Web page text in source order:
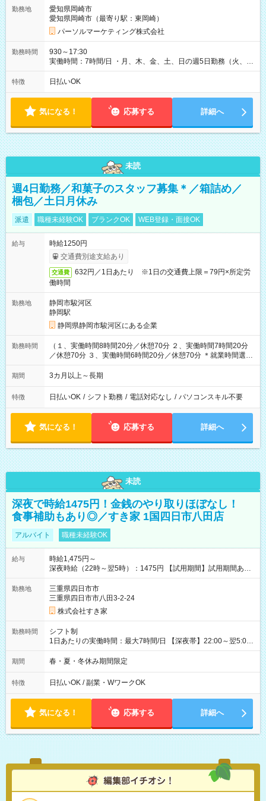
勤務地
愛知県岡崎市
愛知県岡崎市（最寄り駅：東岡崎）
パーソルマーケティング株式会社
勤務時間
930～17:30
実働時間：7時間/日 ・月、木、金、土、日の週5日勤務（火、水
は固定休です／夏季、年末年始等、長期休暇有り！） ・ワンシ
フト！ 残業ほぼナシ（0～5h/月）
特徴 日払いOK
気になる！ 応募する 詳細へ
未読
週4日勤務／和菓子のスタッフ募集＊／箱詰め／
梱包／土日月休み
派遣 職種未経験OK ブランクOK WEB登録・面接OK
給与
時給1250円
交通費別途支給あり
交通費
632円／1日あたり ※1日の交通費上限＝79円×所定労
働時間
勤務地
静岡市駿河区
静岡駅
静岡県静岡市駿河区にある企業
勤務時間
（１、実働時間8時間20分／休憩70分 ２、実働時間7時間20分
／休憩70分 ３、実働時間6時間20分／休憩70分 ＊就業時間選択
OK）
期間 3カ月以上～長期
特徴 日払いOK / シフト勤務 / 電話対応なし / パソコンスキル不要
気になる！ 応募する 詳細へ
未読
深夜で時給1475円！金銭のやり取りほぼなし！
食事補助もあり◎／すき家 1国四日市八田店
アルバイト 職種未経験OK
給与
時給1,475円～
深夜時給（22時～翌5時）：1475円 【試用期間】試用期間あり
試用期間の長さ：1ヶ月 雇用形態、給与は本採用時と同じです。
試用期間の実態は30日（※条件変更なし）ですが、切り上げで
一ヶ月とさせていただきます。 研修制度あり：15時間(研修中も
同時給）
勤務地
三重県四日市市
三重県四日市市八田3-2-24
株式会社すき家
勤務時間
シフト制
1日あたりの実働時間：最大7時間/日 【深夜帯】22:00～翌5:00
週2日～・1日2h～OK◎ ※22:00から翌5:00までは18歳以上の方
のみ勤務可能です（18歳未満の深夜業務禁止のため） ★深夜で
す。 必ず、2名以上での勤務を行いますので、安心して働けま
す。
期間 春・夏・冬休み期間限定
特徴 日払いOK / 副業・WワークOK
気になる！ 応募する 詳細へ